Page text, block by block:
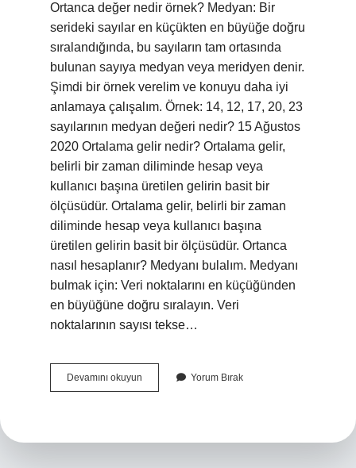
Ortanca değer nedir örnek? Medyan: Bir
serideki sayılar en küçükten en büyüğe doğru
sıralandığında, bu sayıların tam ortasında
bulunan sayıya medyan veya meridyen denir.
Şimdi bir örnek verelim ve konuyu daha iyi
anlamaya çalışalım. Örnek: 14, 12, 17, 20, 23
sayılarının medyan değeri nedir? 15 Ağustos
2020 Ortalama gelir nedir? Ortalama gelir,
belirli bir zaman diliminde hesap veya
kullanıcı başına üretilen gelirin basit bir
ölçüsüdür. Ortalama gelir, belirli bir zaman
diliminde hesap veya kullanıcı başına
üretilen gelirin basit bir ölçüsüdür. Ortanca
nasıl hesaplanır? Medyanı bulalım. Medyanı
bulmak için: Veri noktalarını en küçüğünden
en büyüğüne doğru sıralayın. Veri
noktalarının sayısı tekse…
Devamını okuyun
Gelir
Yorum Bırak